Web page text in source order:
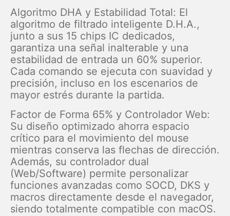
Algoritmo DHA y Estabilidad Total: El
algoritmo de filtrado inteligente D.H.A.,
junto a sus 15 chips IC dedicados,
garantiza una señal inalterable y una
estabilidad de entrada un 60% superior.
Cada comando se ejecuta con suavidad y
precisión, incluso en los escenarios de
mayor estrés durante la partida.
Factor de Forma 65% y Controlador Web:
Su diseño optimizado ahorra espacio
crítico para el movimiento del mouse
mientras conserva las flechas de dirección.
Además, su controlador dual
(Web/Software) permite personalizar
funciones avanzadas como SOCD, DKS y
macros directamente desde el navegador,
siendo totalmente compatible con macOS.